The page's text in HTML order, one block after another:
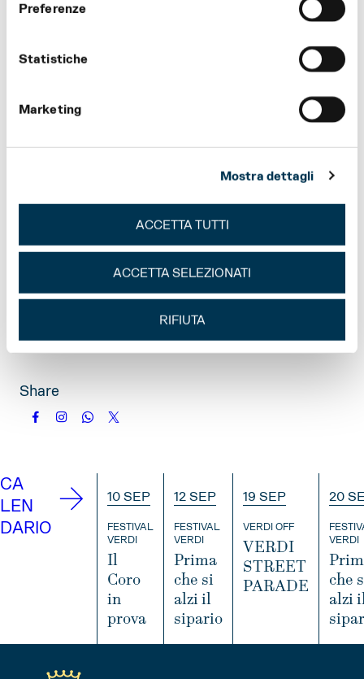
Preferenze
Statistiche
Marketing
Mostra dettagli
ACCETTA TUTTI
ACCETTA SELEZIONATI
RIFIUTA
TICKET OFFICE OPENING HOURS AND CONTACT
FLOOR PLAN OF TEATRO REGIO DI PARMA
BENEFITS AND DISCOUNTS
FESTIVAL VERDI 2026
REGIO YOUNG 2026/2027
Share
CA
LEN
DARIO
10 SEP
FESTIVAL
VERDI
Il
Coro
in
prova
12 SEP
FESTIVAL
VERDI
Prima
che si
alzi il
sipario
19 SEP
VERDI OFF
VERDI
STREET
PARADE
N
20
VERDI
che
alzi